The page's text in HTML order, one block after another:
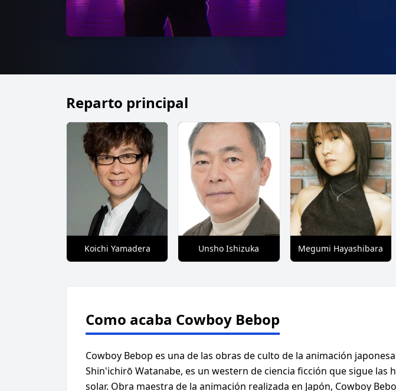
Reparto principal
Koichi Yamadera Unsho Ishizuka Megumi Hayashibara
Como acaba Cowboy Bebop
Cowboy Bebop es una de las obras de culto de la animación
Shin'ichirō Watanabe, es un western de ciencia ficción que sigue
solar. Obra maestra de la animación realizada en Japón, Cowboy